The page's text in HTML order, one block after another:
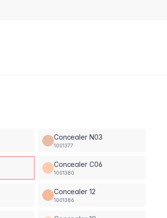
Concealer N03
1001377
Concealer C06
1001380
Concealer 12
1001386